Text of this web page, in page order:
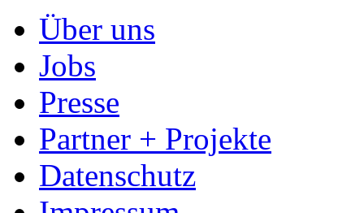
Über uns
Jobs
Presse
Partner + Projekte
Datenschutz